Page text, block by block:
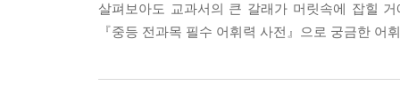
살펴보아도 교과서의 큰 갈래가 머릿속에 잡힐
『중등 전과목 필수 어휘력 사전』으로 궁금한 어